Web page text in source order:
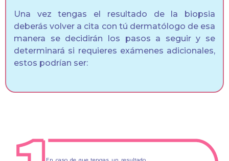
Una vez tengas el resultado de la biopsia
deberás volver a cita con tú dermatólogo de esa
manera se decidirán los pasos a seguir y se
determinará si requieres exámenes adicionales,
estos podrían ser:
En caso de que tengas un resultado